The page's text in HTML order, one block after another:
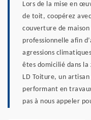
Lors de la mise en
de toit, coopérez
couverture de
professionnelle afin
agressions
êtes domicilié dans la
LD Toiture, un
performant en
pas à nous appeler